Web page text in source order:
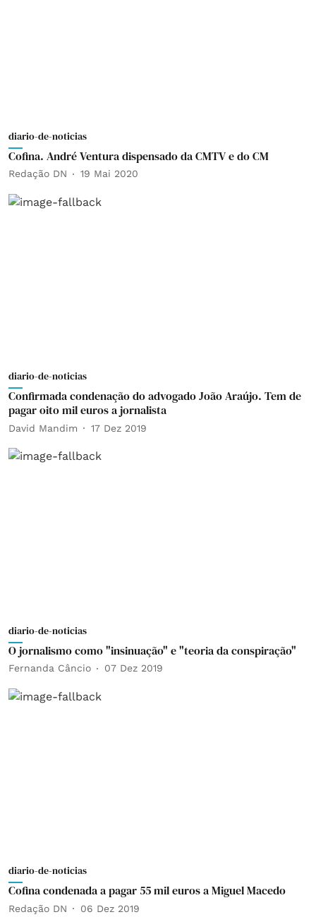
diario-de-noticias
Cofina. André Ventura dispensado da CMTV e do CM
Redação DN 19 Mai 2020
diario-de-noticias
Confirmada condenação do advogado João Araújo. Tem de
pagar oito mil euros a jornalista
David Mandim 17 Dez 2019
diario-de-noticias
O jornalismo como "insinuação" e "teoria da conspiração"
Fernanda Câncio 07 Dez 2019
diario-de-noticias
Cofina condenada a pagar 55 mil euros a Miguel Macedo
Redação DN 06 Dez 2019